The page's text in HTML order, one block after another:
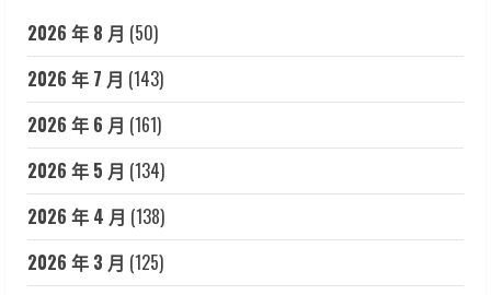
2026 年 8 月 (50)
2026 年 7 月 (143)
2026 年 6 月 (161)
2026 年 5 月 (134)
2026 年 4 月 (138)
2026 年 3 月 (125)